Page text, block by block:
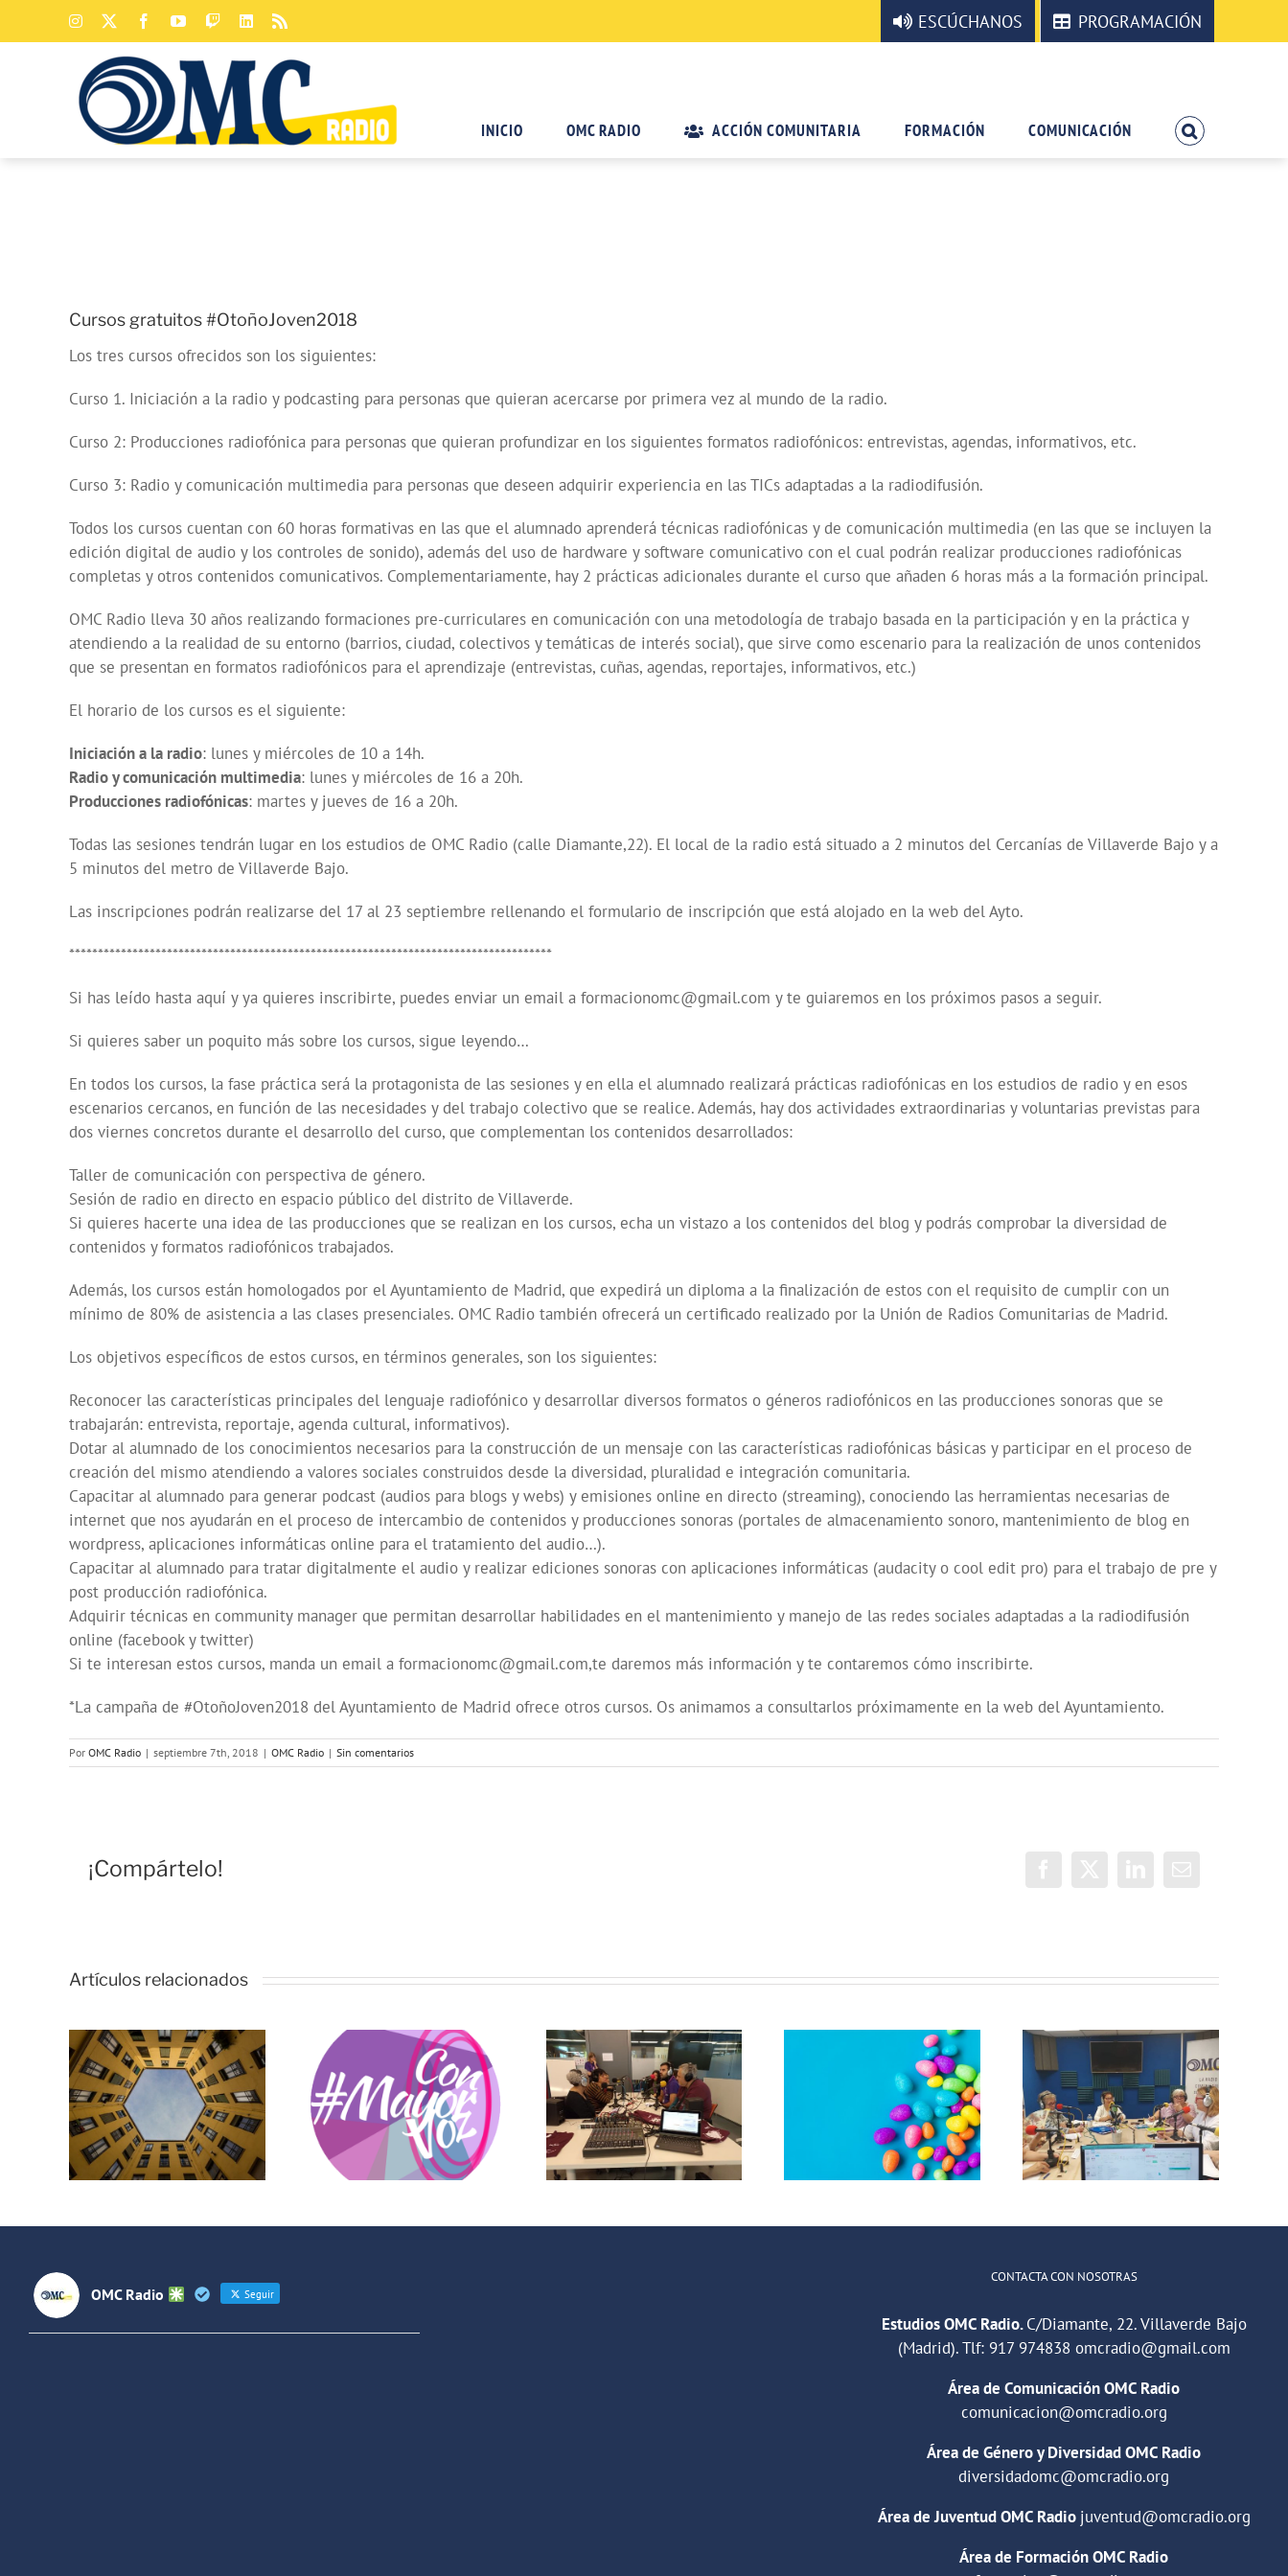
Instagram FacebookYouTube
TwitchLinkedIn ESCÚCHANOS PROGRAMACIÓN
INICIO OMC RADIO ACCIÓN COMUNITARIA FORMACIÓN COMUNICACIÓN
Cursos gratuitos #OtoñoJoven2018
Los tres cursos ofrecidos son los siguientes:
Curso 1. Iniciación a la radio y podcasting para personas que quieran acercarse por primera vez al mundo de la radio.
Curso 2: Producciones radiofónica para personas que quieran profundizar en los siguientes formatos radiofónicos: entrevistas, agendas, informativos, etc.
Curso 3: Radio y comunicación multimedia para personas que deseen adquirir experiencia en las TICs adaptadas a la radiodifusión.
Todos los cursos cuentan con 60 horas formativas en las que el alumnado aprenderá técnicas radiofónicas y de comunicación multimedia (en las que se incluyen la
edición digital de audio y los controles de sonido), además del uso de hardware y software comunicativo con el cual podrán realizar producciones radiofónicas
completas y otros contenidos comunicativos. Complementariamente, hay 2 prácticas adicionales durante el curso que añaden 6 horas más a la formación principal.
OMC Radio lleva 30 años realizando formaciones pre-curriculares en comunicación con una metodología de trabajo basada en la participación y en la práctica y
atendiendo a la realidad de su entorno (barrios, ciudad, colectivos y temáticas de interés social), que sirve como escenario para la realización de unos contenidos
que se presentan en formatos radiofónicos para el aprendizaje (entrevistas, cuñas, agendas, reportajes, informativos, etc.)
El horario de los cursos es el siguiente:
Iniciación a la radio: lunes y miércoles de 10 a 14h.
Radio y comunicación multimedia: lunes y miércoles de 16 a 20h.
Producciones radiofónicas: martes y jueves de 16 a 20h.
Todas las sesiones tendrán lugar en los estudios de OMC Radio (calle Diamante,22). El local de la radio está situado a 2 minutos del Cercanías de Villaverde Bajo y a
5 minutos del metro de Villaverde Bajo.
Las inscripciones podrán realizarse del 17 al 23 septiembre rellenando el formulario de inscripción que está alojado en la web del Ayto.
************************************************************************************
Si has leído hasta aquí y ya quieres inscribirte, puedes enviar un email a formacionomc@gmail.com y te guiaremos en los próximos pasos a seguir.
Si quieres saber un poquito más sobre los cursos, sigue leyendo…
En todos los cursos, la fase práctica será la protagonista de las sesiones y en ella el alumnado realizará prácticas radiofónicas en los estudios de radio y en esos
escenarios cercanos, en función de las necesidades y del trabajo colectivo que se realice. Además, hay dos actividades extraordinarias y voluntarias previstas para
dos viernes concretos durante el desarrollo del curso, que complementan los contenidos desarrollados:
Taller de comunicación con perspectiva de género.
Sesión de radio en directo en espacio público del distrito de Villaverde.
Si quieres hacerte una idea de las producciones que se realizan en los cursos, echa un vistazo a los contenidos del blog y podrás comprobar la diversidad de
contenidos y formatos radiofónicos trabajados.
Además, los cursos están homologados por el Ayuntamiento de Madrid, que expedirá un diploma a la finalización de estos con el requisito de cumplir con un
mínimo de 80% de asistencia a las clases presenciales. OMC Radio también ofrecerá un certificado realizado por la Unión de Radios Comunitarias de Madrid.
Los objetivos específicos de estos cursos, en términos generales, son los siguientes:
Reconocer las características principales del lenguaje radiofónico y desarrollar diversos formatos o géneros radiofónicos en las producciones sonoras que se
trabajarán: entrevista, reportaje, agenda cultural, informativos).
Dotar al alumnado de los conocimientos necesarios para la construcción de un mensaje con las características radiofónicas básicas y participar en el proceso de
creación del mismo atendiendo a valores sociales construidos desde la diversidad, pluralidad e integración comunitaria.
Capacitar al alumnado para generar podcast (audios para blogs y webs) y emisiones online en directo (streaming), conociendo las herramientas necesarias de
internet que nos ayudarán en el proceso de intercambio de contenidos y producciones sonoras (portales de almacenamiento sonoro, mantenimiento de blog en
wordpress, aplicaciones informáticas online para el tratamiento del audio…).
Capacitar al alumnado para tratar digitalmente el audio y realizar ediciones sonoras con aplicaciones informáticas (audacity o cool edit pro) para el trabajo de pre y
post producción radiofónica.
Adquirir técnicas en community manager que permitan desarrollar habilidades en el mantenimiento y manejo de las redes sociales adaptadas a la radiodifusión
online (facebook y twitter)
Si te interesan estos cursos, manda un email a formacionomc@gmail.com,te daremos más información y te contaremos cómo inscribirte.
*La campaña de #OtoñoJoven2018 del Ayuntamiento de Madrid ofrece otros cursos. Os animamos a consultarlos próximamente en la web del Ayuntamiento.
Por OMC Radio | septiembre 7th, 2018 | OMC Radio | Sin comentarios
¡Compártelo!
Artículos relacionados
Con Mayor Voz
– 7 noviembre
2022
Foro 22
«Juventud
comprometida
con la salud
mental»
Abrete Camino
20/10/2022
conversa con
la Asociación
de Mujeres
Progresistas
de Alcalá de
Henares
Pedraza»
Ábrete camino
18-11-2022
OMC Radio Seguir
CONTACTA CON NOSOTRAS
Estudios OMC Radio.C/Diamante, 22. Villaverde Bajo
(Madrid). Tlf: 917 974838 omcradio@gmail.com
Área de Comunicación OMC Radio
comunicacion@omcradio.org
Área de Género y Diversidad OMC Radio
diversidadomc@omcradio.org
Área de Juventud OMC Radio juventud@omcradio.org
Área de Formación OMC Radio